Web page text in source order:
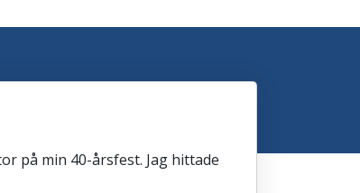
på min 40-årsfest. Jag hittade